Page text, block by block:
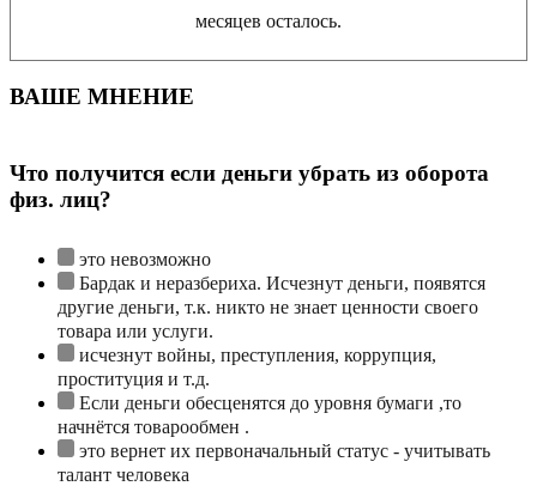
месяцев осталось.
ВАШЕ МНЕНИЕ
Что получится если деньги убрать из оборота
физ. лиц?
это невозможно
Бардак и неразбериха. Исчезнут деньги, появятся
другие деньги, т.к. никто не знает ценности своего
товара или услуги.
исчезнут войны, преступления, коррупция,
проституция и т.д.
Если деньги обесценятся до уровня бумаги ,то
начнётся товарообмен .
это вернет их первоначальный статус - учитывать
талант человека